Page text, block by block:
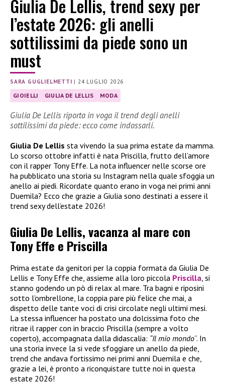
Giulia De Lellis, trend sexy per
l’estate 2026: gli anelli
sottilissimi da piede sono un
must
SARA GUGLIELMETTI | 24 LUGLIO 2026
GIOIELLI GIULIA DE LELLIS MODA
Giulia De Lellis riporta in voga il trend degli anelli
sottilissimi da piede: ecco come indossarli.
Giulia De Lellis sta vivendo la sua prima estate da mamma.
Lo scorso ottobre infatti è nata Priscilla, frutto dell’amore
con il rapper Tony Effe. La nota influencer nelle scorse ore
ha pubblicato una storia su Instagram nella quale sfoggia un
anello ai piedi. Ricordate quanto erano in voga nei primi anni
Duemila? Ecco che grazie a Giulia sono destinati a essere il
trend sexy dell’estate 2026!
Giulia De Lellis, vacanza al mare con
Tony Effe e Priscilla
Prima estate da genitori per la coppia formata da Giulia De
Lellis e Tony Effe che, assieme alla loro piccola Priscilla , si
stanno godendo un pò di relax al mare. Tra bagni e riposini
sotto l’ombrellone, la coppia pare più felice che mai, a
dispetto delle tante voci di crisi circolate negli ultimi mesi.
La stessa influencer ha postato una dolcissima foto che
ritrae il rapper con in braccio Priscilla (sempre a volto
coperto), accompagnata dalla didascalia: “Il mio mondo“. In
una storia invece la si vede sfoggiare un anello da piede,
trend che andava fortissimo nei primi anni Duemila e che,
grazie a lei, è pronto a riconquistare tutte noi in questa
estate 2026!